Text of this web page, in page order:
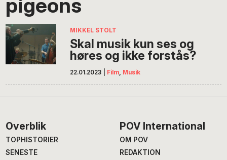
pigeons
MIKKEL STOLT
Skal musik kun ses og
høres og ikke forstås?
22.01.2023 Film, Musik
Footer
Overblik
TOPHISTORIER
SENESTE
POV International
OM POV
REDAKTION